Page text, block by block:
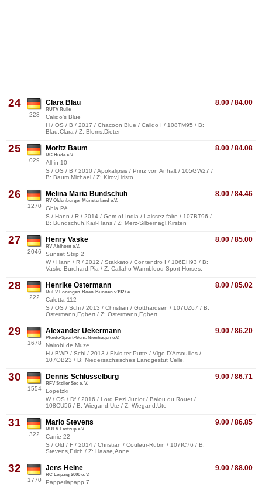
24
228
8.00 / 84.00
Clara Blau
RUFV Rulle
Calido's Blue
H / OS / B / 2017 / Chacoon Blue / Calido I / 108TM95 / B:
Blau,Clara / Z: Bloms,Dieter
25
029
8.00 / 84.08
Moritz Baum
RC Hude e.V.
All in 10
S / OS / B / 2010 / Apokalipsis / Prinz von Anhalt / 105GW27 /
B: Baum,Michael / Z: Kirov,Hristo
26
1270
8.00 / 84.46
Melina Maria Bundschuh
RV Oldenburger Münsterland e.V.
Ghia Pé
S / Hann / R / 2014 / Gem of India / Laissez faire / 107BT96 /
B: Bundschuh,Karl-Hans / Z: Merz-Silbernagl,Kirsten
27
2046
8.00 / 85.00
Henry Vaske
RV Ahlhorn e.V.
Sunset Strip 2
W / Hann / R / 2012 / Stakkato / Contendro I / 106EH93 / B:
Vaske-Burchard,Pia / Z: Callaho Warmblood Sport Horses,
28
222
8.00 / 85.02
Henrike Ostermann
RuFV Löningen-Böen-Bunnen v.1927 e.
Caletta 112
S / OS / Schi / 2013 / Christian / Gotthardsen / 107UZ67 / B:
Ostermann,Egbert / Z: Ostermann,Egbert
29
1678
9.00 / 86.20
Alexander Uekermann
Pferde-Sport-Gem. Nienhagen e.V.
Nairobi de Muze
H / BWP / Schi / 2013 / Elvis ter Putte / Vigo D'Arsouilles /
107OB23 / B: Niedersächsisches Landgestüt Celle,
30
1554
9.00 / 86.71
Dennis Schlüsselburg
RFV Steller See e. V.
Lopetzki
W / OS / Df / 2016 / Lord Pezi Junior / Balou du Rouet /
108CU56 / B: Wiegand,Ute / Z: Wiegand,Ute
31
322
9.00 / 86.85
Mario Stevens
RUFV Lastrup e.V.
Carrie 22
S / Old / F / 2014 / Christian / Couleur-Rubin / 107IC76 / B:
Stevens,Erich / Z: Haase,Anne
32
1770
9.00 / 88.00
Jens Heine
RC Leipzig 2000 e. V.
Papperlapapp 7